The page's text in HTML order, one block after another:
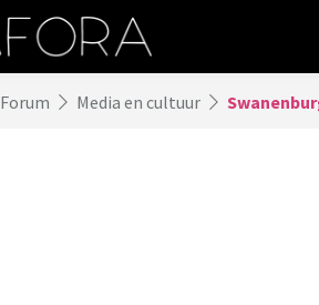
Forum Media en cultuur